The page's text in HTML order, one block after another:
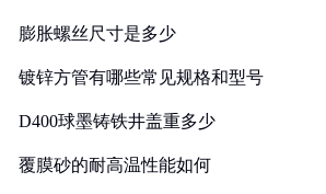
膨胀螺丝尺寸是多少
镀锌方管有哪些常见规格和型号
D400球墨铸铁井盖重多少
覆膜砂的耐高温性能如何